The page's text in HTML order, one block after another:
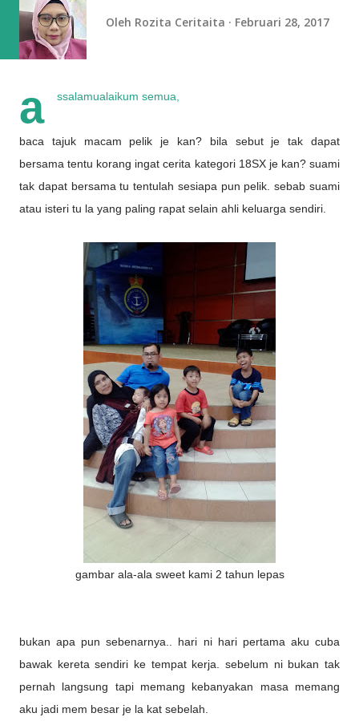
Oleh Rozita Ceritaita Februari 28, 2017
a ssalamualaikum semua,
baca tajuk macam pelik je kan? bila sebut je tak dapat
bersama tentu korang ingat cerita kategori 18SX je kan? suami
tak dapat bersama tu tentulah sesiapa pun pelik. sebab suami
atau isteri tu la yang paling rapat selain ahli keluarga sendiri.
gambar ala-ala sweet kami 2 tahun lepas
bukan apa pun sebenarnya.. hari ni hari pertama aku cuba
bawak kereta sendiri ke tempat kerja. sebelum ni bukan tak
pernah langsung tapi memang kebanyakan masa memang
aku jadi mem besar je la kat sebelah.